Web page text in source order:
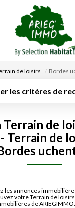
ACCUEIL
VOTRE
CONTACT
de loisirs Bordes
les critères de
Surface min
Terrain de
Terrain de
les annonces
votre Terrain de
de ARIEGIMMO.